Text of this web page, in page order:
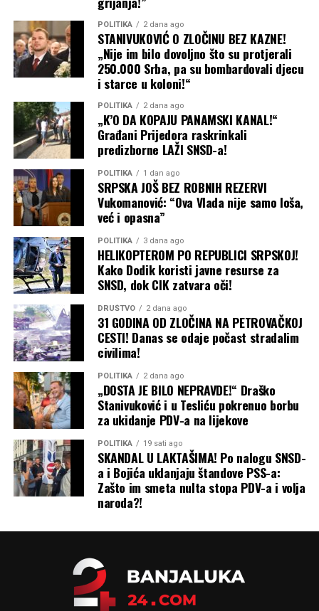
POLITIKA 2 dana ago
STANIVUKOVIĆ O ZLOČINU BEZ KAZNE!
„Nije im bilo dovoljno što su protjerali
250.000 Srba, pa su bombardovali djecu
i starce u koloni!“
POLITIKA 2 dana ago
„K’O DA KOPAJU PANAMSKI KANAL!“
Građani Prijedora raskrinkali
predizborne LAŽI SNSD-a!
POLITIKA 1 dan ago
SRPSKA JOŠ BEZ ROBNIH REZERVI
Vukomanović: “Ova Vlada nije samo loša,
već i opasna”
POLITIKA 3 dana ago
HELIKOPTEROM PO REPUBLICI SRPSKOJ!
Kako Dodik koristi javne resurse za
SNSD, dok CIK zatvara oči!
DRUŠTVO 2 dana ago
31 GODINA OD ZLOČINA NA PETROVAČKOJ
CESTI! Danas se odaje počast stradalim
civilima!
POLITIKA 2 dana ago
„DOSTA JE BILO NEPRAVDE!“ Draško
Stanivuković i u Tesliću pokrenuo borbu
za ukidanje PDV-a na lijekove
POLITIKA 19 sati ago
SKANDAL U LAKTAŠIMA! Po nalogu SNSD-
a i Bojića uklanjaju štandove PSS-a:
Zašto im smeta nulta stopa PDV-a i volja
naroda?!